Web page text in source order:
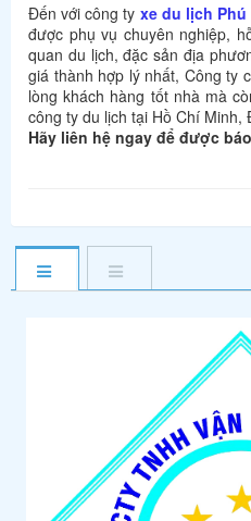
Đến với công ty xe du lịch Phú
được phụ vụ chuyên nghiệp,
quan du lịch, đặc sản địa
giá thành hợp lý nhất, Công ty
lòng khách hàng tốt nhà mà
công ty du lịch tại Hồ Chí Minh,
Hãy liên hệ ngay để được